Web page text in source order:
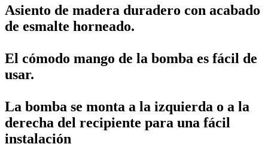
Asiento de madera duradero con acabado
de esmalte horneado.
El cómodo mango de la bomba es fácil de
usar.
La bomba se monta a la izquierda o a la
derecha del recipiente para una fácil
instalación